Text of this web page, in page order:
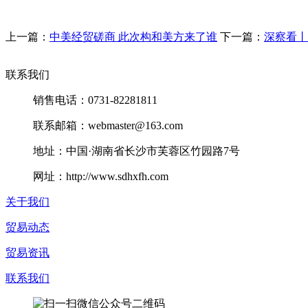
上一篇： 中美经贸磋商 此次构和美方来了谁 下一篇： 深察看
联系我们
销售电话：0731-82281811
联系邮箱：webmaster@163.com
地址：中国·湖南省长沙市芙蓉区竹园路7号
网址：http://www.sdhxfh.com
关于我们
贸易动态
贸易资讯
联系我们